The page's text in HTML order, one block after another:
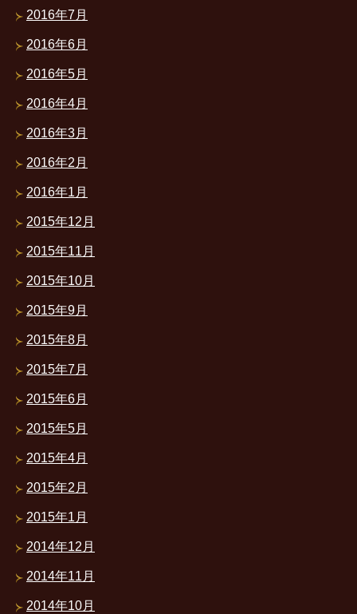
2016年7月
2016年6月
2016年5月
2016年4月
2016年3月
2016年2月
2016年1月
2015年12月
2015年11月
2015年10月
2015年9月
2015年8月
2015年7月
2015年6月
2015年5月
2015年4月
2015年2月
2015年1月
2014年12月
2014年11月
2014年10月